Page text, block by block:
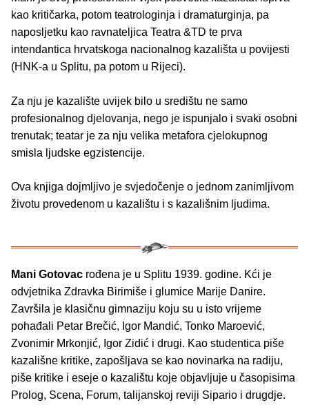
kao kritičarka, potom teatrologinja i dramaturginja, pa
naposljetku kao ravnateljica Teatra &TD te prva
intendantica hrvatskoga nacionalnog kazališta u povijesti
(HNK-a u Splitu, pa potom u Rijeci).
Za nju je kazalište uvijek bilo u središtu ne samo
profesionalnog djelovanja, nego je ispunjalo i svaki osobni
trenutak; teatar je za nju velika metafora cjelokupnog
smisla ljudske egzistencije.
Ova knjiga dojmljivo je svjedočenje o jednom zanimljivom
životu provedenom u kazalištu i s kazališnim ljudima.
Mani Gotovac rođena je u Splitu 1939. godine. Kći je
odvjetnika Zdravka Birimiše i glumice Marije Danire.
Završila je klasičnu gimnaziju koju su u isto vrijeme
pohađali Petar Brečić, Igor Mandić, Tonko Maroević,
Zvonimir Mrkonjić, Igor Zidić i drugi. Kao studentica piše
kazališne kritike, zapošljava se kao novinarka na radiju,
piše kritike i eseje o kazalištu koje objavljuje u časopisima
Prolog, Scena, Forum, talijanskoj reviji Sipario i drugdje.